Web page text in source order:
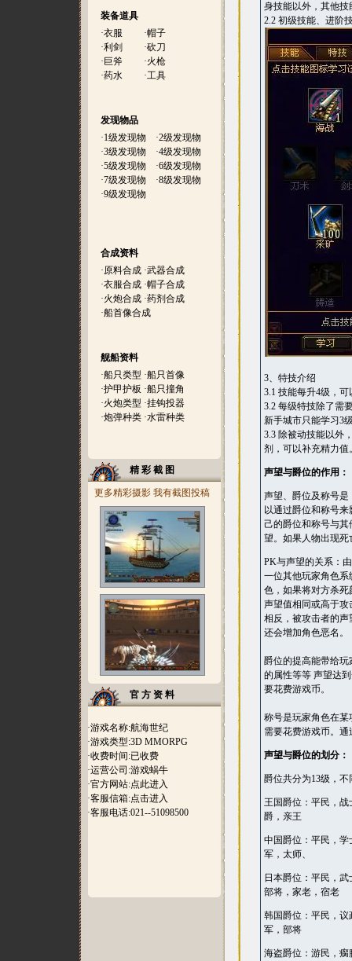
装备道具
·衣服 ·帽子
·利剑 ·砍刀
· 巨斧 ·火枪
·药水 ·工具
发现物品
·1级发现物 ·2级发现物
·3级发现物 ·4级发现物
·5级发现物 ·6级发现物
·7级发现物 ·8级发现物
·9级发现物
合成资料
·原料合成 ·武器合成
·衣服合成 ·帽子合成
·火炮合成 ·药剂合成
·船首像合成
舰船资料
·船只类型 ·船只首像
·护甲护板 ·船只撞角
·火炮类型 ·挂钩投器
·炮弹种类 ·水雷种类
精 彩 截 图
更多精彩摄影 我有截图投稿
官 方 资 料
·游戏名称:航海世纪
·游戏类型:3D MMORPG
·收费时间:已收费
·运营公司:游戏蜗牛
·官方网站:点此进入
·客服信箱:点击进入
·客服电话:021--51098500
身技能以外，其他
2.2 初级技能、进阶
3、特技介绍
3.1 技能每升4级，
3.2 每级特技除了需
新手城市只能学习3
3.3 除被动技能以外
剂，可以补充精力值
声望与爵位的作用：
声望、爵位及称号
以通过爵位和称号
己的爵位和称号与
望。如果人物出现
PK与声望的关系：
一位其他玩家角色
色，如果将对方杀
声望值相同或高于
相反，被攻击者的
还会增加角色恶名。
爵位的提高能带给
的属性等等 声望达
要花费游戏币。
称号是玩家角色在
需要花费游戏币。
声望与爵位的划分：
爵位共分为13级，
王国爵位：平民，
爵，亲王
中国爵位：平民，
军，太师、
日本爵位：平民，
部将，家老，宿老
韩国爵位：平民，
军，部将
海盗爵位：游民，